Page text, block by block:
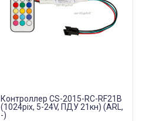
Контроллер CS-2015-RC-RF21B
(1024pix, 5-24V, ПДУ 21кн) (ARL,
-)